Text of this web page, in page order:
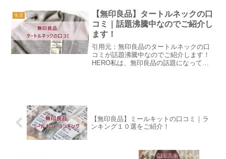
合わせたりするのがまた、普段忙しい方
からするとかなり面倒だ...
生活
【無印良品】タートルネックの口
コミ｜話題沸騰中なのでご紹介し
ます！
引用元：無印良品のタートルネックの口
コミが話題沸騰中なのでご紹介します！
HERO私は、無印良品の話題になってい
【無印良品】ミールキットの口コミ｜ラ
ンキング１０選をご紹介！